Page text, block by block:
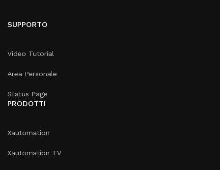
SUPPORTO
Video Tutorial
Area Personale
Status Page
PRODOTTI
Xautomation
Xautomation TV